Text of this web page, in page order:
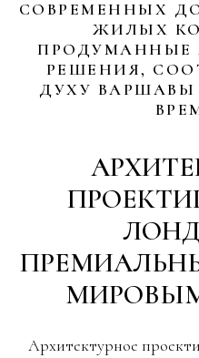
СОВРЕМЕННЫХ
ЖИЛЫХ
ПРОДУМАННЫЕ
РЕШЕНИЯ,
ДУХУ
Архитектурное